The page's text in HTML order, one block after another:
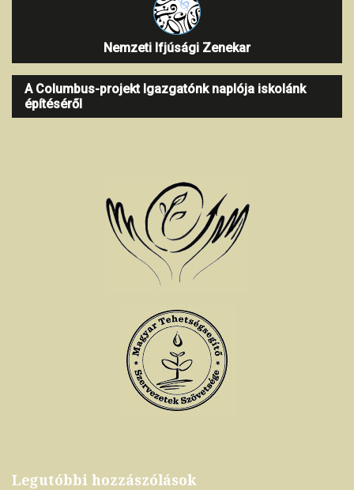
Nemzeti Ifjúsági Zenekar
A Columbus-projekt Igazgatónk naplója iskolánk
építéséről
Legutóbbi hozzászólások